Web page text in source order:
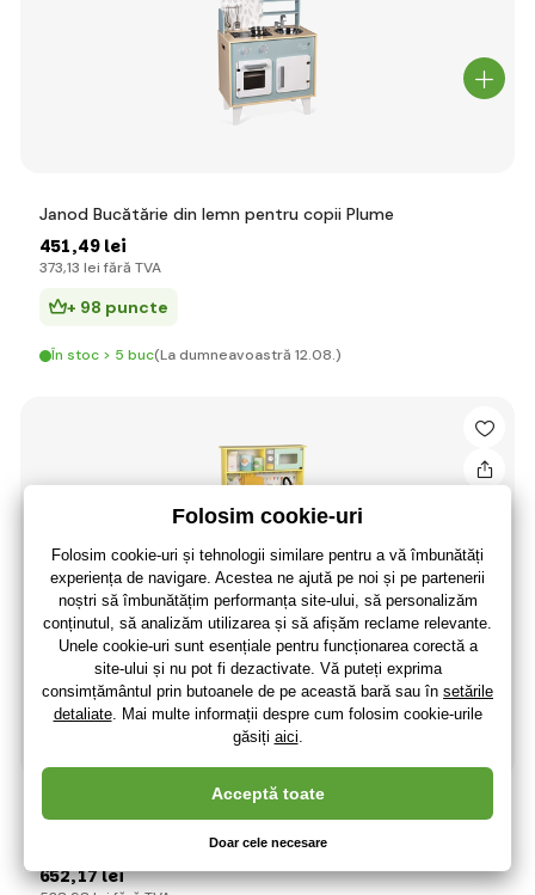
Janod Bucătărie din lemn pentru copii Plume
451,49 lei
373,13 lei fără TVA
+ 98 puncte
În stoc > 5 buc(La dumneavoastră 12.08.)
Janod Bucătărie mare din lemn Happy Day galbenă verde
652,17 lei